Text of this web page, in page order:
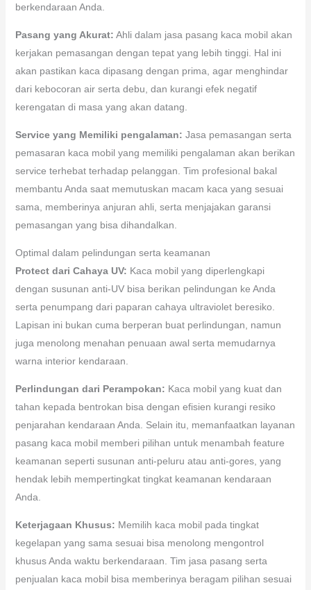
berkendaraan Anda.
Pasang yang Akurat: Ahli dalam jasa pasang kaca mobil akan
kerjakan pemasangan dengan tepat yang lebih tinggi. Hal ini
akan pastikan kaca dipasang dengan prima, agar menghindar
dari kebocoran air serta debu, dan kurangi efek negatif
kerengatan di masa yang akan datang.
Service yang Memiliki pengalaman: Jasa pemasangan serta
pemasaran kaca mobil yang memiliki pengalaman akan berikan
service terhebat terhadap pelanggan. Tim profesional bakal
membantu Anda saat memutuskan macam kaca yang sesuai
sama, memberinya anjuran ahli, serta menjajakan garansi
pemasangan yang bisa dihandalkan.
Optimal dalam pelindungan serta keamanan
Protect dari Cahaya UV: Kaca mobil yang diperlengkapi
dengan susunan anti-UV bisa berikan pelindungan ke Anda
serta penumpang dari paparan cahaya ultraviolet beresiko.
Lapisan ini bukan cuma berperan buat perlindungan, namun
juga menolong menahan penuaan awal serta memudarnya
warna interior kendaraan.
Perlindungan dari Perampokan: Kaca mobil yang kuat dan
tahan kepada bentrokan bisa dengan efisien kurangi resiko
penjarahan kendaraan Anda. Selain itu, memanfaatkan layanan
pasang kaca mobil memberi pilihan untuk menambah feature
keamanan seperti susunan anti-peluru atau anti-gores, yang
hendak lebih mempertingkat tingkat keamanan kendaraan
Anda.
Keterjagaan Khusus: Memilih kaca mobil pada tingkat
kegelapan yang sama sesuai bisa menolong mengontrol
khusus Anda waktu berkendaraan. Tim jasa pasang serta
penjualan kaca mobil bisa memberinya beragam pilihan sesuai